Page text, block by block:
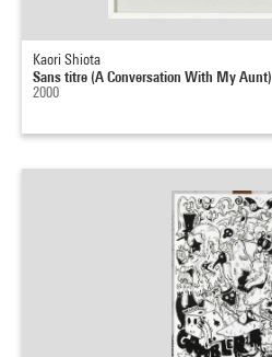
Kaori Shiota
Sans titre (A Conversation With My Aunt)
2000